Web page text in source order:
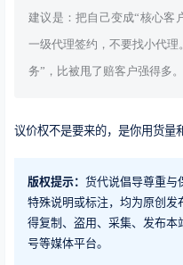
建议是：把自己变成“核心客
一级代理签约，不要找小代
务”，比被甩了赔客户强得多。
议价权不是要来的，是你用货量
版权提示： 货代说倡导尊重与
特殊说明或标注，均为原创
得复制、盗用、采集、发布
号等媒体平台。